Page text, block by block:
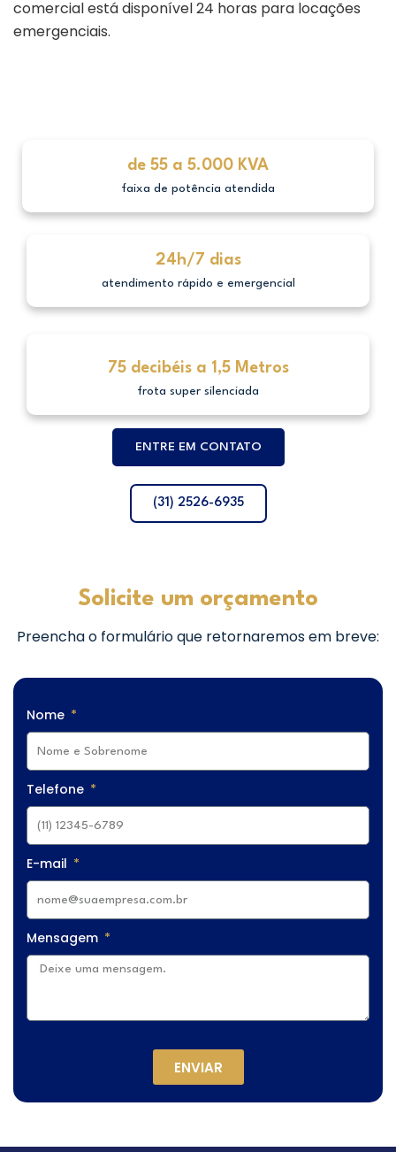
comercial está disponível 24 horas para locações
emergenciais.
de 55 a 5.000 KVA
faixa de potência atendida
24h/7 dias
atendimento rápido e emergencial
75 decibéis a 1,5 Metros
frota super silenciada
ENTRE EM CONTATO
(31) 2526-6935
Solicite um orçamento
Preencha o formulário que retornaremos em breve:
Nome
Telefone
E-mail
Mensagem
ENVIAR